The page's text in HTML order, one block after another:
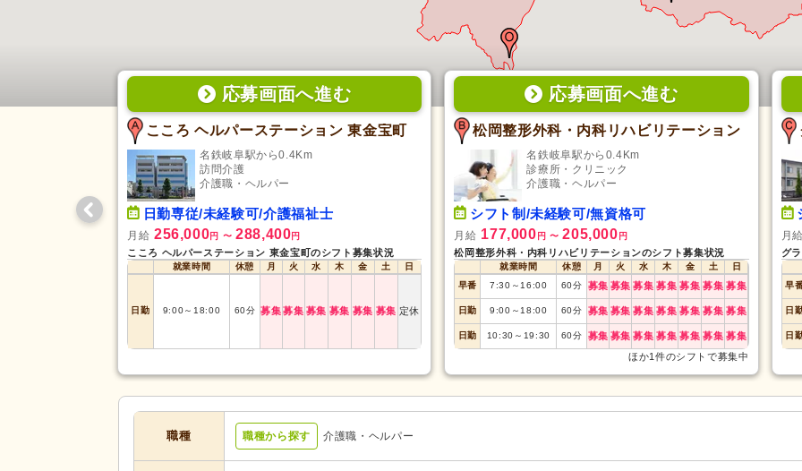
応募画面へ進む
こころ ヘルパーステーション 東金宝町
名鉄岐阜駅から0.4Km
訪問介護
介護職・ヘルパー
日勤専従/未経験可/介護福祉士
月給 256,000円 〜 288,400円
こころ ヘルパーステーション 東金宝町のシフト募集状況
就業時間 休憩 月 火 水 木 金 土 日
日勤 9:00～ 18:00 60分 募集募集 募集 募集 募集 募集 定休
応募画面へ進む
松岡整形外科・内科リハビリテーション
名鉄岐阜駅から0.4Km
診療所・クリニック
介護職・ヘルパー
シフト制/未経験可/無資格可
月給 177,000 円 〜 205,000 円
松岡整形外科・内科リハビリテーションのシフト募集状況
就業時間 休憩 月 火 水 木 金 土
日
早番
7:30 ～ 16:00 60分 募集 募集 募集 募集 募集 募集 募集
日勤 9:00 ～ 18:00 60分 募集 募集 募集 募集 募集 募集 募集
日勤 10:30 ～ 19:30 60分 募集 募集 募集 募集 募集 募集 募集
ほか1件のシフトで募集中
月
グ
早
日
日
職種 職種から探す 介護職・ヘルパー